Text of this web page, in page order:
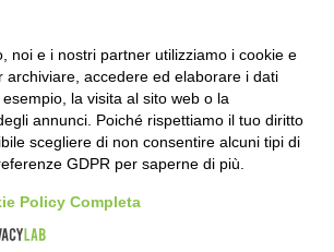
al 25 settembre
24 ore fa
il Moscerine Film Festival Summer
Camp
1 giorno fa
“Anomalie”, dal 30 agosto la XX
noi e i nostri partner utilizziamo i cookie e
archiviare, accedere ed elaborare i dati
la visita al sito web o la
annunci. Poiché rispettiamo il tuo diritto
scegliere di non consentire alcuni tipi di
GDPR per saperne di più.
Policy Completa